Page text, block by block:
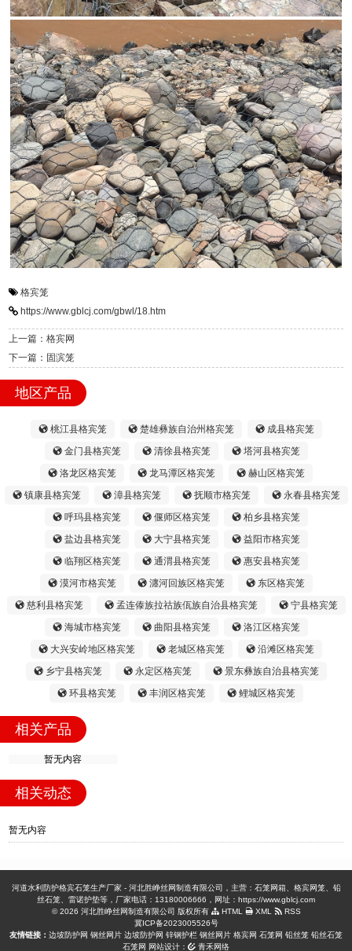
格宾笼
https://www.gblcj.com/gbwl/18.htm
上一篇：格宾网
下一篇：固滨笼
地区产品
桃江县格宾笼 楚雄彝族自治州格宾笼
成县格宾笼
金门县格宾笼
清徐县格宾笼
塔河县格宾笼
洛龙区格宾笼
龙马潭区格宾笼
赫山区格宾笼
镇康县格宾笼
漳县格宾笼 抚顺市格宾笼
永春县格宾笼
呼玛县格宾笼
偃师区格宾笼
柏乡县格宾笼
盐边县格宾笼
大宁县格宾笼
益阳市格宾笼
临翔区格宾笼
通渭县格宾笼
惠安县格宾笼
漠河市格宾笼
瀍河回族区格宾笼
东区格宾笼
慈利县格宾笼
孟连傣族拉祜族佤族自治县格宾笼
宁县格宾笼
海城市格宾笼
曲阳县格宾笼
洛江区格宾笼
大兴安岭地区格宾笼
老城区格宾笼
沿滩区格宾笼
乡宁县格宾笼
永定区格宾笼
景东彝族自治县格宾笼
环县格宾笼
丰润区格宾笼 鲤城区格宾笼
相关产品
暂无内容
相关动态
暂无内容
河道水利防护格宾石笼生产厂家 - 河北胜峥丝网制造有限公司，主营：石笼网箱、格宾网笼、铅
丝石笼、雷诺护垫等，厂家电话：13180006666，网址：https://www.gblcj.com
© 2026 河北胜峥丝网制造有限公司 版权所有
HTML XML
RSS
冀ICP备2023005526号
友情链接： 边坡防护网 钢丝网片 边坡防护网 锌钢护栏 钢丝网片 格宾网 石笼网 铅丝笼 铅丝石笼
石笼网 网站设计： 青禾网络